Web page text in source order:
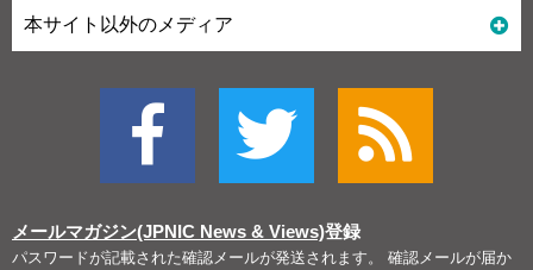
本サイト以外のメディア
メールマガジン(JPNIC News & Views)登録
パスワードが記載された確認メールが発送されます。 確認メールが届か